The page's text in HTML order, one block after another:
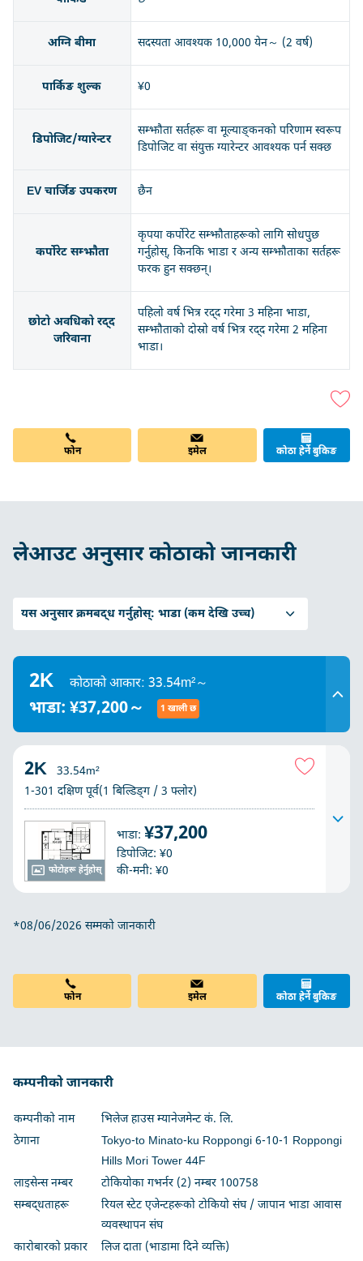
अग्नि बीमा सदस्यता आवश्यक 10,000 येन～ (2 वर्ष)
पार्किङ शुल्क ¥0
डिपोजिट/ग्यारेन्टर
सम्झौता सर्तहरू वा मूल्याङ्कनको परिणाम स्वरूप
डिपोजिट वा संयुक्त ग्यारेन्टर आवश्यक पर्न सक्छ
EV चार्जिङ उपकरण छैन
कर्पोरेट सम्झौता
कृपया कर्पोरेट सम्झौताहरूको लागि सोधपुछ
गर्नुहोस्, किनकि भाडा र अन्य सम्झौताका सर्तहरू
फरक हुन सक्छन्।
छोटो अवधिको रद्द
जरिवाना
पहिलो वर्ष भित्र रद्द गरेमा 3 महिना भाडा,
सम्झौताको दोस्रो वर्ष भित्र रद्द गरेमा 2 महिना
भाडा।
फोन इमेल कोठा हेर्ने बुकिङ
लेआउट अनुसार कोठाको जानकारी
यस अनुसार क्रमबद्ध गर्नुहोस्: भाडा (कम देखि उच्च)
2K कोठाको आकार: 33.54m²～
भाडा: ¥37,200～ 1 खाली छ
फोटोहरू हेर्नुहोस्
2K
33.54m²
1-301 दक्षिण पूर्व(1 बिल्डिङ्ग / 3 फ्लोर)
भाडा: ¥37,200
डिपोजिट: ¥0
की-मनी: ¥0
*08/06/2026 सम्मको जानकारी
फोन इमेल कोठा हेर्ने बुकिङ
कम्पनीको जानकारी
कम्पनीको नाम
भिलेज हाउस म्यानेजमेन्ट कं. लि.
ठेगाना
Tokyo-to Minato-ku Roppongi 6-10-1 Roppongi
Hills Mori Tower 44F
लाइसेन्स नम्बर
टोकियोका गभर्नर (2) नम्बर 100758
सम्बद्धताहरू
रियल स्टेट एजेन्टहरूको टोकियो संघ / जापान भाडा आवास
व्यवस्थापन संघ
कारोबारको प्रकार
लिज दाता (भाडामा दिने व्यक्ति)